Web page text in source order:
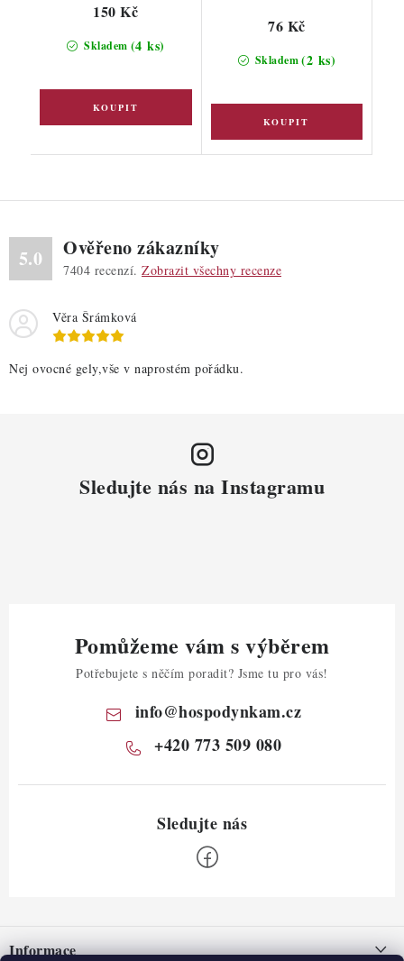
Skladem (4 ks)
150 Kč
Skladem(2 ks)
76 Kč
5.0 Ověřeno zákazníky
7404 recenzí. Zobrazit všechny recenze
Věra Šrámková
Nej ovocné gely,vše v naprostém pořádku.
Sledujte nás na Instagramu
Pomůžeme vám s výběrem
Potřebujete s něčím poradit? Jsme tu pro vás!
info@hospodynkam.cz
+420 773 509 080
Informace